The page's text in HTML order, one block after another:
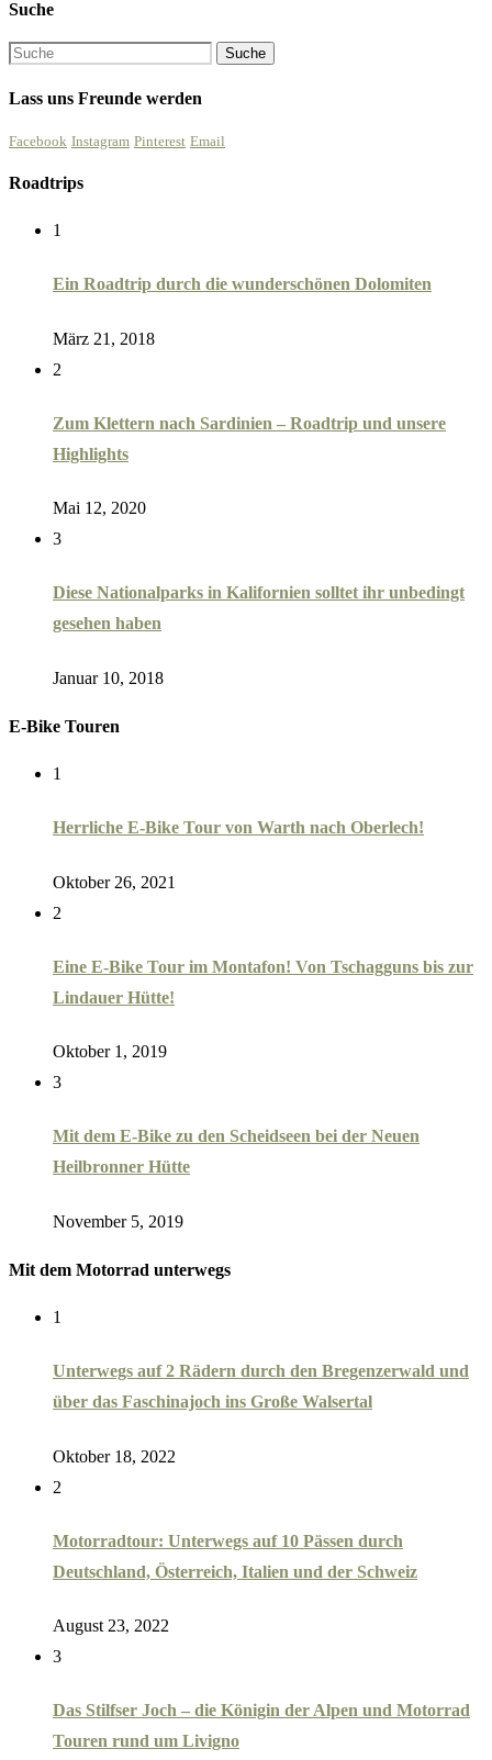
Suche
Lass uns Freunde werden
Facebook Instagram Pinterest Email
Roadtrips
1
Ein Roadtrip durch die wunderschönen Dolomiten
März 21, 2018
2
Zum Klettern nach Sardinien – Roadtrip und unsere
Highlights
Mai 12, 2020
3
Diese Nationalparks in Kalifornien solltet ihr unbedingt
gesehen haben
Januar 10, 2018
E-Bike Touren
1
Herrliche E-Bike Tour von Warth nach Oberlech!
Oktober 26, 2021
2
Eine E-Bike Tour im Montafon! Von Tschagguns bis zur
Lindauer Hütte!
Oktober 1, 2019
3
Mit dem E-Bike zu den Scheidseen bei der Neuen
Heilbronner Hütte
November 5, 2019
Mit dem Motorrad unterwegs
1
Unterwegs auf 2 Rädern durch den Bregenzerwald und
über das Faschinajoch ins Große Walsertal
Oktober 18, 2022
2
Motorradtour: Unterwegs auf 10 Pässen durch
Deutschland, Österreich, Italien und der Schweiz
August 23, 2022
3
Das Stilfser Joch – die Königin der Alpen und Motorrad
Touren rund um Livigno